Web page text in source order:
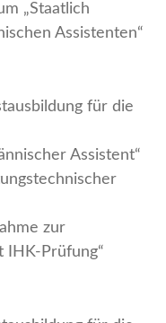
„Staatlich
Assistenten“
für die
Assistent“
zur
IHK-Prüfung“